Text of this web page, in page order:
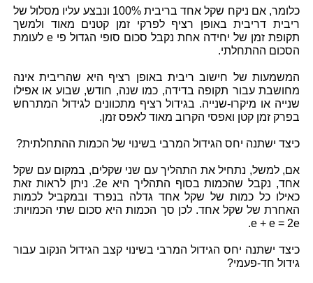
כלומר, אם ניקח שקל אחד בריבית 100% ונבצע עליו מסלול של
ריבית דריבית באופן רציף לפרקי זמן קטנים מאוד ולמשך
תקופת זמן של יחידה אחת נקבל סכום סופי הגדול פי e לעומת
הסכום ההתחלתי.
המשמעות של חישוב ריבית באופן רציף היא שהריבית אינה
מחושבת עבור תקופה בדידה, כמו שנה, חודש, שבוע או אפילו
שנייה או מיקרו-שנייה. בגידול רציף מתכוונים לגידול המתרחש
בפרק זמן קטן ואפסי הקרוב מאוד לאפס זמן.
כיצד ישתנה יחס הגידול המרבי בשינוי של הכמות ההתחלתית?
אם, למשל, נתחיל את התהליך עם שני שקלים, במקום עם שקל
אחד, נקבל שהכמות בסוף התהליך היא 2e. ניתן לראות זאת
כאילו כל כמות של שקל אחד גדלה בנפרד ובמקביל לכמות
האחרת של שקל אחד. לכן סך הכמות היא סכום שתי הכמויות:
e + e = 2e.
כיצד ישתנה יחס הגידול המרבי בשינוי קצב הגידול הנקוב עבור
גידול חד-פעמי?